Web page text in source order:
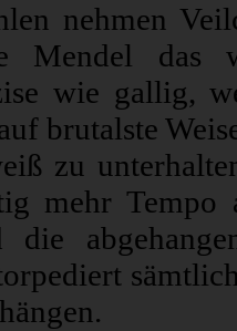
nehmen
Mendel das
wie gallig,
brutalste
zu
mehr
die